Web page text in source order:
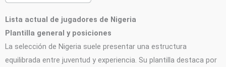
Lista actual de jugadores de Nigeria
Plantilla general y posiciones
La selección de Nigeria suele presentar una estructura
equilibrada entre juventud y experiencia. Su plantilla destaca por